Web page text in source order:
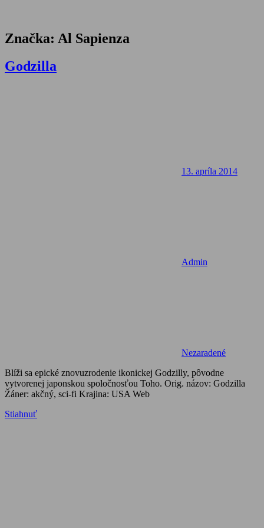
Značka: Al Sapienza
Godzilla
13. apríla 2014
Admin
Nezaradené
Blíži sa epické znovuzrodenie ikonickej Godzilly, pôvodne
vytvorenej japonskou spoločnosťou Toho. Orig. názov: Godzilla
Žáner: akčný, sci-fi Krajina: USA Web
Stiahnuť